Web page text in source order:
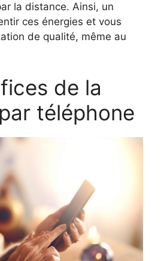
la distance. Ainsi, un
ces énergies et vous
de qualité, même au
de la
téléphone